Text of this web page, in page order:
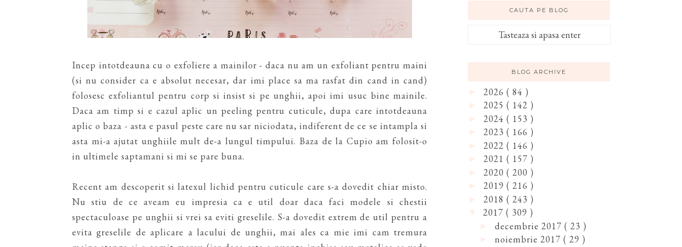
Incep intotdeauna cu o exfoliere a mainilor - daca nu am un exfoliant pentru maini
(si nu consider ca e absolut necesar, dar imi place sa ma rasfat din cand in cand)
folosesc exfoliantul pentru corp si insist si pe unghii, apoi imi usuc bine mainile.
Daca am timp si e cazul aplic un peeling pentru cuticule, dupa care intotdeauna
aplic o baza - asta e pasul peste care nu sar niciodata, indiferent de ce se intampla si
asta mi-a ajutat unghiile mult de-a lungul timpului. Baza de la Cupio am folosit-o
in ultimele saptamani si mi se pare buna.
Recent am descoperit si latexul lichid pentru cuticule care s-a dovedit chiar misto.
Nu stiu de ce aveam eu impresia ca e util doar daca faci modele si chestii
spectaculoase pe unghii si vrei sa eviti greselile. S-a dovedit extrem de util pentru a
evita greselile de aplicare a lacului de unghii, mai ales ca mie imi cam tremura
CAUTA PE BLOG
BLOG ARCHIVE
2026 ( 84 )
2025 ( 142 )
2024 ( 153 )
2023 ( 166 )
2022 ( 146 )
2021 ( 157 )
2020 ( 200 )
2019 ( 216 )
2018 ( 243 )
2017 ( 309 )
decembrie 2017 ( 23 )
noiembrie 2017 ( 29 )